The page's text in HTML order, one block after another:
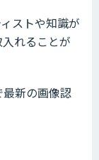
ストや知識が
れることが
新の画像認